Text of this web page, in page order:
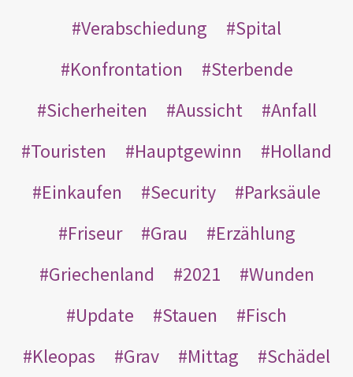
Verabschiedung
Spital
Konfrontation
Sterbende
Sicherheiten
Aussicht
Anfall
Touristen
Hauptgewinn
Holland
Einkaufen
Security
Parksäule
Friseur
Grau
Erzählung
Griechenland
2021
Wunden
Update
Stauen
Fisch
Kleopas
Grav Mittag Schädel